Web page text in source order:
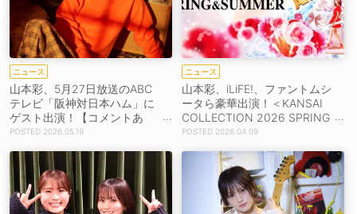
ニュース
山本彩、5月27日放送のABC
テレビ「阪神対日本ハム」に
ゲスト出演！【コメントあ
り】
2026.05.19
ニュース
山本彩、iLiFE!、ファントムシ
ータら豪華出演！＜KANSAI
COLLECTION 2026 SPRING
&SUMMER＞27,900人を動
2026.04.09